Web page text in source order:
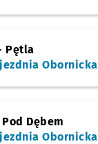
Pętla
Obornicka
Pod Dębem
Obornicka